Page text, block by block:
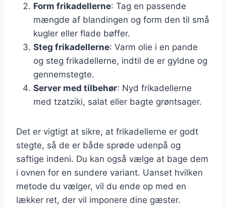
Form frikadellerne: Tag en passende
mængde af blandingen og form den til små
kugler eller flade bøffer.
Steg frikadellerne: Varm olie i en pande
og steg frikadellerne, indtil de er gyldne og
gennemstegte.
Server med tilbehør: Nyd frikadellerne
med tzatziki, salat eller bagte grøntsager.
Det er vigtigt at sikre, at frikadellerne er godt
stegte, så de er både sprøde udenpå og
saftige indeni. Du kan også vælge at bage dem
i ovnen for en sundere variant. Uanset hvilken
metode du vælger, vil du ende op med en
lækker ret, der vil imponere dine gæster.